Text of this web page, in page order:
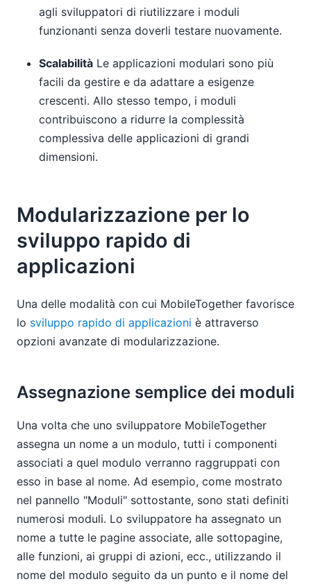
agli sviluppatori di riutilizzare i moduli
funzionanti senza doverli testare nuovamente.
Scalabilità Le applicazioni modulari sono più
facili da gestire e da adattare a esigenze
crescenti. Allo stesso tempo, i moduli
contribuiscono a ridurre la complessità
complessiva delle applicazioni di grandi
dimensioni.
Modularizzazione per lo
sviluppo rapido di
applicazioni
Una delle modalità con cui MobileTogether favorisce
lo sviluppo rapido di applicazioni è attraverso
opzioni avanzate di modularizzazione.
Assegnazione semplice dei moduli
Una volta che uno sviluppatore MobileTogether
assegna un nome a un modulo, tutti i componenti
associati a quel modulo verranno raggruppati con
esso in base al nome. Ad esempio, come mostrato
nel pannello "Moduli" sottostante, sono stati definiti
numerosi moduli. Lo sviluppatore ha assegnato un
nome a tutte le pagine associate, alle sottopagine,
alle funzioni, ai gruppi di azioni, ecc., utilizzando il
nome del modulo seguito da un punto e il nome del